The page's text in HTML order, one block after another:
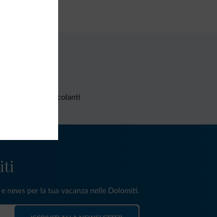
Richieste non vincolanti
news per la tua vacanza nelle Dolomiti.